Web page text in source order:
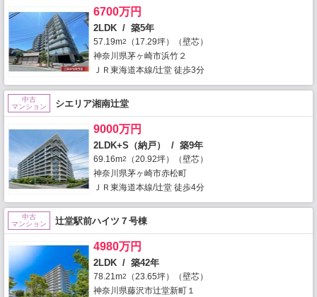
6700万円
2LDK / 築5年
57.19m2
（17.29坪）（壁芯）
神奈川県茅ヶ崎市浜竹２
ＪＲ東海道本線/辻堂 徒歩3分
中古
マンション
シエリア湘南辻堂
9000万円
2LDK+S（納戸） / 築9年
69.16m2
（20.92坪）（壁芯）
神奈川県茅ヶ崎市赤松町
ＪＲ東海道本線/辻堂 徒歩4分
中古
マンション
辻堂駅前ハイツ７号棟
4980万円
2LDK / 築42年
78.21m2
（23.65坪）（壁芯）
神奈川県藤沢市辻堂新町１